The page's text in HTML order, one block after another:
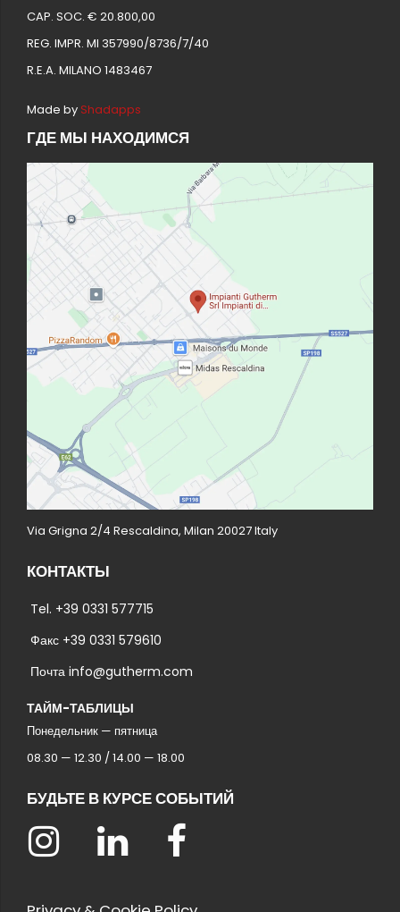
CAP. SOC. € 20.800,00
REG. IMPR. MI 357990/8736/7/40
R.E.A. MILANO 1483467
Made by Shadapps
ГДЕ МЫ НАХОДИМСЯ
Via Grigna 2/4 Rescaldina, Milan 20027 Italy
КОНТАКТЫ
Tel. +39 0331 577715
Факс +39 0331 579610
Почта info@gutherm.com
ТАЙМ-ТАБЛИЦЫ
Понедельник — пятница
08.30 — 12.30 / 14.00 — 18.00
БУДЬТЕ В КУРСЕ СОБЫТИЙ